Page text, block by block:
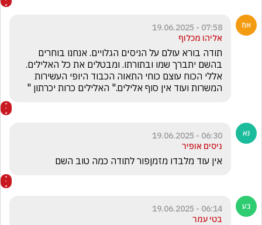
07:58 - 19.06.2025
אליהו מכלוף
המשרות ועוד אין סוף אלילים." האלילים כרות יכרתון "
06:30 - 19.06.2025
ניסים אופיר
אין עוד מלבדו מזמןפור לתודה כמה טוב השם
06:14 - 19.06.2025
בטי עמר